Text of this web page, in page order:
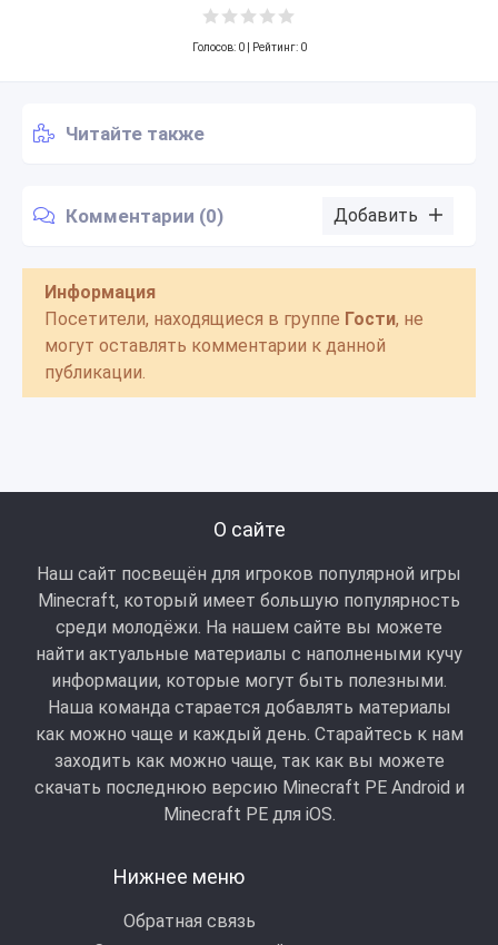
Голосов: 0| Рейтинг: 0
Читайте также
Комментарии (0) Добавить
Информация
Посетители, находящиеся в группе Гости, не
могут оставлять комментарии к данной
публикации.
О сайте
Наш сайт посвещён для игроков популярной игры
Minecraft, который имеет большую популярность
среди молодёжи. На нашем сайте вы можете
найти актуальные материалы с наполнеными кучу
информации, которые могут быть полезными.
Наша команда старается добавлять материалы
как можно чаще и каждый день. Старайтесь к нам
заходить как можно чаще, так как вы можете
скачать последнюю версию Minecraft PE Android и
Minecraft РЕ для iOS.
Нижнее меню
Обратная связь